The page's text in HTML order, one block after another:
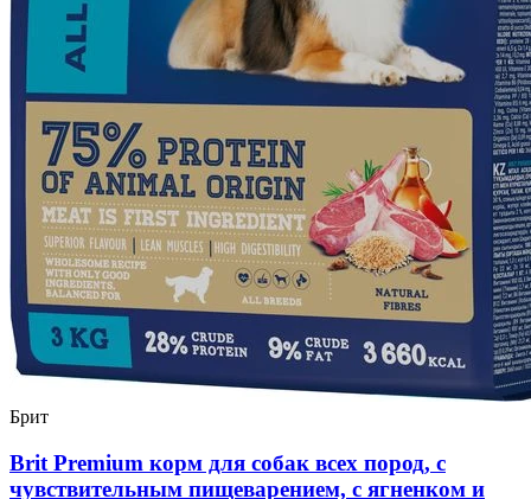
Брит
Brit Premium корм для собак всех пород, с
чувствительным пищеварением, с ягненком и